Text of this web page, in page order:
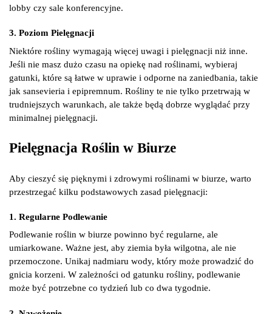
lobby czy sale konferencyjne.
3. Poziom Pielęgnacji
Niektóre rośliny wymagają więcej uwagi i pielęgnacji niż inne.
Jeśli nie masz dużo czasu na opiekę nad roślinami, wybieraj
gatunki, które są łatwe w uprawie i odporne na zaniedbania, takie
jak sansevieria i epipremnum. Rośliny te nie tylko przetrwają w
trudniejszych warunkach, ale także będą dobrze wyglądać przy
minimalnej pielęgnacji.
Pielęgnacja Roślin w Biurze
Aby cieszyć się pięknymi i zdrowymi roślinami w biurze, warto
przestrzegać kilku podstawowych zasad pielęgnacji:
1. Regularne Podlewanie
Podlewanie roślin w biurze powinno być regularne, ale
umiarkowane. Ważne jest, aby ziemia była wilgotna, ale nie
przemoczone. Unikaj nadmiaru wody, który może prowadzić do
gnicia korzeni. W zależności od gatunku rośliny, podlewanie
może być potrzebne co tydzień lub co dwa tygodnie.